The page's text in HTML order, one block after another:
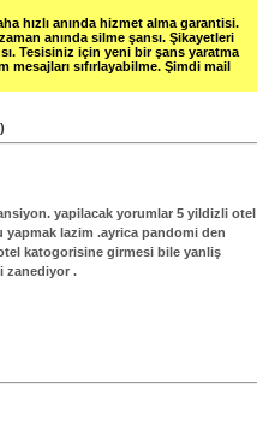
hızlı anında hizmet alma garantisi.
anında silme şansı. Şikayetleri
Tesisiniz için yeni bir şans yaratma
mesajları sıfırlayabilme. Şimdi mail
yapilacak yorumlar 5 yildizli otel
lazim .ayrica pandomi den
katogorisine girmesi bile yanliş
zanediyor .